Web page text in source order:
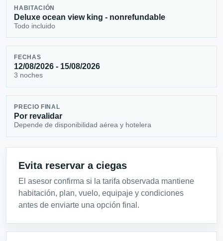
HABITACIÓN
Deluxe ocean view king - nonrefundable
Todo incluido
FECHAS
12/08/2026 - 15/08/2026
3 noches
PRECIO FINAL
Por revalidar
Depende de disponibilidad aérea y hotelera
Evita reservar a ciegas
El asesor confirma si la tarifa observada mantiene
habitación, plan, vuelo, equipaje y condiciones
antes de enviarte una opción final.